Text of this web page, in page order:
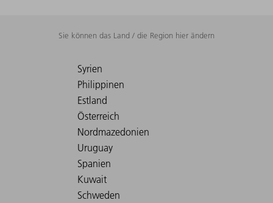
Sie können das Land / die Region hier ändern